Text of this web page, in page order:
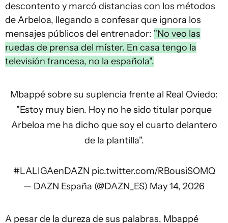
descontento y marcó distancias con los métodos
de Arbeloa, llegando a confesar que ignora los
mensajes públicos del entrenador: "No veo las
ruedas de prensa del míster. En casa tengo la
televisión francesa, no la española".
Mbappé sobre su suplencia frente al Real Oviedo:
"Estoy muy bien. Hoy no he sido titular porque
Arbeloa me ha dicho que soy el cuarto delantero
de la plantilla".
#LALIGAenDAZN pic.twitter.com/RBousiSOMQ
— DAZN España (@DAZN_ES) May 14, 2026
A pesar de la dureza de sus palabras, Mbappé